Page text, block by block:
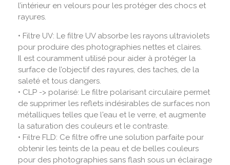
l’intérieur en velours pour les protéger des chocs et
rayures.
• Filtre UV: Le filtre UV absorbe les rayons ultraviolets
pour produire des photographies nettes et claires.
Il est couramment utilisé pour aider à protéger la
surface de l’objectif des rayures, des taches, de la
saleté et tous dangers.
• CLP -> polarisé: Le filtre polarisant circulaire permet
de supprimer les reflets indésirables de surfaces non
métalliques telles que l'eau et le verre, et augmente
la saturation des couleurs et le contraste.
• Filtre FLD: Ce filtre offre une solution parfaite pour
obtenir les teints de la peau et de belles couleurs
pour des photographies sans flash sous un éclairage